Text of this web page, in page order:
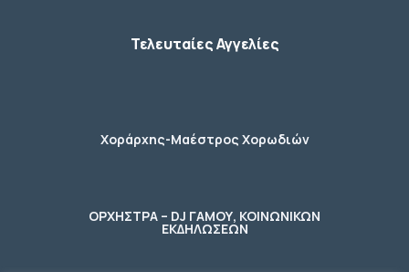
Τελευταίες Αγγελίες
Χοράρχης-Μαέστρος Χορωδιών
ΟΡΧΗΣΤΡΑ – DJ ΓΑΜΟΥ, ΚΟΙΝΩΝΙΚΩΝ
ΕΚΔΗΛΩΣΕΩΝ